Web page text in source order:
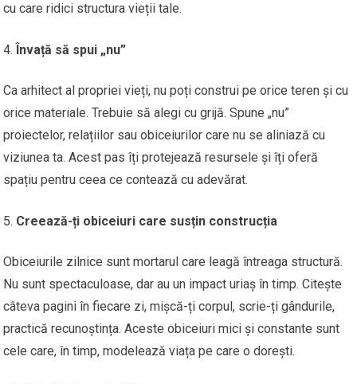
cu care ridici structura vieții tale.
Învață să spui „nu”
Ca arhitect al propriei vieți, nu poți construi pe orice teren și cu
orice materiale. Trebuie să alegi cu grijă. Spune „nu”
proiectelor, relațiilor sau obiceiurilor care nu se aliniază cu
viziunea ta. Acest pas îți protejează resursele și îți oferă
spațiu pentru ceea ce contează cu adevărat.
Creează-ți obiceiuri care susțin construcția
Obiceiurile zilnice sunt mortarul care leagă întreaga structură.
Nu sunt spectaculoase, dar au un impact uriaș în timp. Citește
câteva pagini în fiecare zi, mișcă-ți corpul, scrie-ți gândurile,
practică recunoștința. Aceste obiceiuri mici și constante sunt
cele care, în timp, modelează viața pe care o dorești.